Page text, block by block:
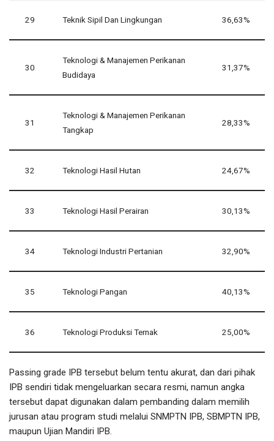
29 Teknik Sipil Dan Lingkungan 36,63%
30
Teknologi & Manajemen Perikanan
Budidaya
31,37%
31
Teknologi & Manajemen Perikanan
Tangkap
28,33%
32 Teknologi Hasil Hutan 24,67%
33 Teknologi Hasil Perairan 30,13%
34 Teknologi Industri Pertanian 32,90%
35 Teknologi Pangan 40,13%
36 Teknologi Produksi Ternak 25,00%
Passing grade IPB tersebut belum tentu akurat, dan dari pihak
IPB sendiri tidak mengeluarkan secara resmi, namun angka
tersebut dapat digunakan dalam pembanding dalam memilih
jurusan atau program studi melalui SNMPTN IPB, SBMPTN IPB,
maupun Ujian Mandiri IPB.